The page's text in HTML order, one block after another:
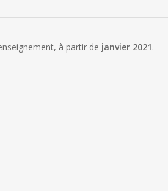
à partir de janvier 2021.